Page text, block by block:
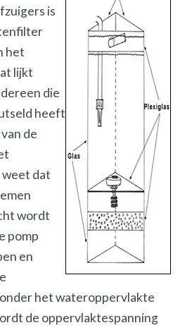
is
het
lijkt
die
heeft
de
dat
wordt
pomp
en
het wateroppervlakte
de oppervlaktespanning